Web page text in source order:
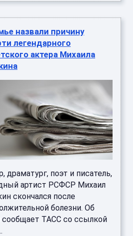
назвали причину
легендарного
актера Михаила
драматург, поэт и писатель,
артист РСФСР Михаил
скончался после
болезни. Об
сообщает ТАСС со ссылкой